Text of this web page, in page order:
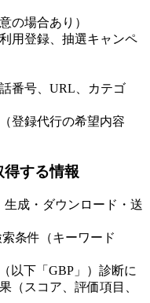
の場合あり）
用登録、抽選キャンペ
番号、URL、カテゴ
登録代行の希望内容
得する情報
成・ダウンロード・送
条件（キーワード
以下「GBP」）診断に
（スコア、評価項目、